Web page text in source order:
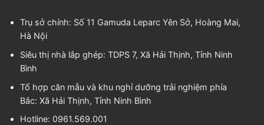
Trụ sở chính: Số 11 Gamuda Leparc Yên Sở, Hoàng Mai,
Hà Nội
Siêu thị nhà lắp ghép: TDPS 7, Xã Hải Thịnh, Tỉnh Ninh
Bình
Tổ hợp căn mẫu và khu nghỉ dưỡng trải nghiệm phía
Bắc: Xã Hải Thịnh, Tỉnh Ninh Bình
Hotline: 0961.569.001